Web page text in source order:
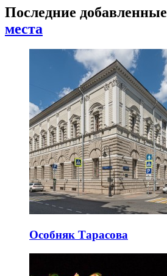
Последние добавленные
места
Особняк Тарасова